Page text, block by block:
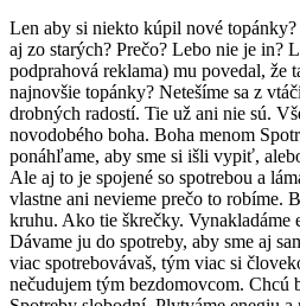
Len aby si niekto kúpil nové
aj zo starých? Prečo? Lebo nie je in?
podprahová reklama) mu povedal, že
najnovšie topánky? Netešíme sa z
drobných radostí. Tie už ani nie sú.
novodobého boha. Boha menom
ponáhľame, aby sme si išli vypiť,
Ale aj to je spojené so spotrebou a
vlastne ani nevieme prečo to robíme.
kruhu. Ako tie škrečky. Vynakladáme
Dávame ju do spotreby, aby sme aj
viac spotrebovávaš, tým viac si
nečudujem tým bezdomovcom. Chcú